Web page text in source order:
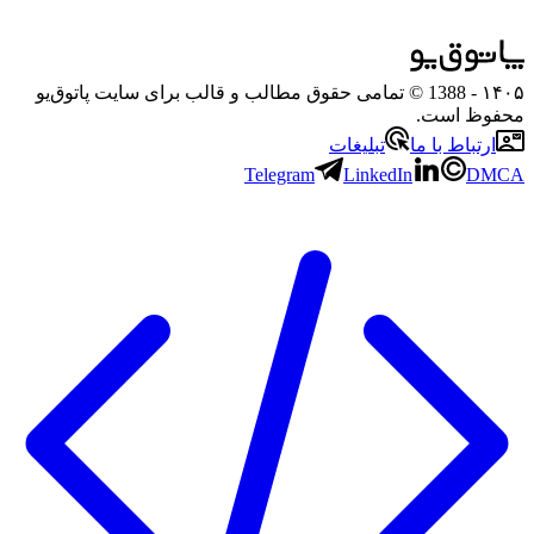
۱۴۰۵
- 1388 © تمامی حقوق مطالب و قالب برای سایت پاتوق‌یو
محفوظ است.
ارتباط با ما
تبلیغات
Telegram
LinkedIn DMCA